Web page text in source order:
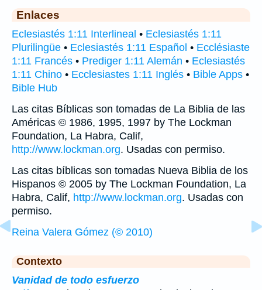
Enlaces
Eclesiastés 1:11 Interlineal • Eclesiastés 1:11
Plurilingüe • Eclesiastés 1:11 Español • Ecclésiaste
1:11 Francés • Prediger 1:11 Alemán • Eclesiastés
1:11 Chino • Ecclesiastes 1:11 Inglés • Bible Apps •
Bible Hub
Las citas Bíblicas son tomadas de La Biblia de las
Américas © 1986, 1995, 1997 by The Lockman
Foundation, La Habra, Calif,
http://www.lockman.org. Usadas con permiso.
Las citas bíblicas son tomadas Nueva Biblia de los
Hispanos © 2005 by The Lockman Foundation, La
Habra, Calif, http://www.lockman.org. Usadas con
permiso.
Reina Valera Gómez (© 2010)
Contexto
Vanidad de todo esfuerzo